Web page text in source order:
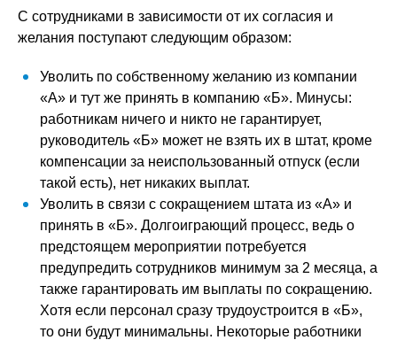
С сотрудниками в зависимости от их согласия и
желания поступают следующим образом:
Уволить по собственному желанию из компании
«А» и тут же принять в компанию «Б». Минусы:
работникам ничего и никто не гарантирует,
руководитель «Б» может не взять их в штат, кроме
компенсации за неиспользованный отпуск (если
такой есть), нет никаких выплат.
Уволить в связи с сокращением штата из «А» и
принять в «Б». Долгоиграющий процесс, ведь о
предстоящем мероприятии потребуется
предупредить сотрудников минимум за 2 месяца, а
также гарантировать им выплаты по сокращению.
Хотя если персонал сразу трудоустроится в «Б»,
то они будут минимальны. Некоторые работники